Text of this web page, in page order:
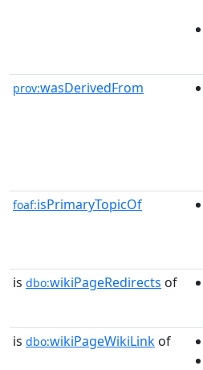
prov:wasDerivedFrom
foaf:isPrimaryTopicOf
is dbo:wikiPageRedirects of
is dbo:wikiPageWikiLink of